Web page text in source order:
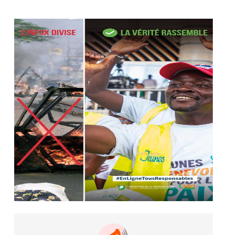
Camara tué lors d’attaques...
22 avr. 2026, 16:41
Des bureaux ravagés dans un
incendie survenu à la mairie...
AIP
10 avr. 2026, 09:48
Nommé Médiateur de la
République, Gaoussou Touré prend
officiellement fonction
AIP
13 mars 2026, 10:43
Nécrologie : décès de Guillaume
Houphouët-Boigny, fils du Père
fondateur...
12ᵉ Congrès ordinaire de l’UNJCI: la